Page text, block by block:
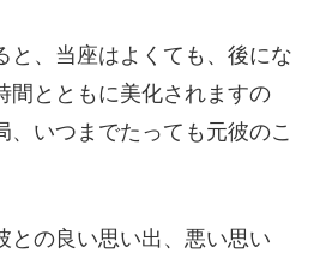
と、当座はよくても、後にな
間とともに美化されますの
いつまでたっても元彼のこ
との良い思い出、悪い思い